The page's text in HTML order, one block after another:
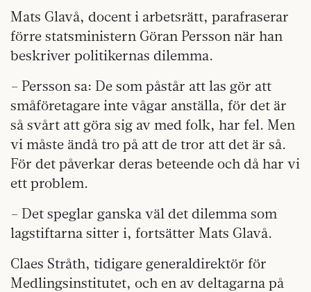
Mats Glavå, docent i arbetsrätt, parafraserar
förre statsministern Göran Persson när han
beskriver politikernas dilemma.
– Persson sa: De som påstår att las gör att
småföretagare inte vågar anställa, för det är
så svårt att göra sig av med folk, har fel. Men
vi måste ändå tro på att de tror att det är så.
För det påverkar deras beteende och då har vi
ett problem.
– Det speglar ganska väl det dilemma som
lagstiftarna sitter i, fortsätter Mats Glavå.
Claes Stråth, tidigare generaldirektör för
Medlingsinstitutet, och en av deltagarna på